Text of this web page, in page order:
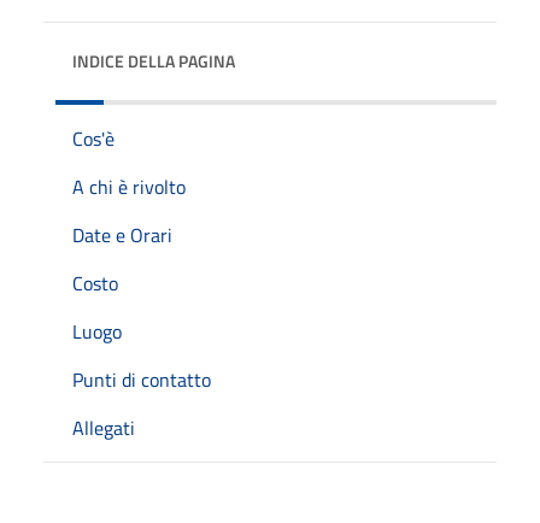
INDICE DELLA PAGINA
Cos'è
A chi è rivolto
Date e Orari
Costo
Luogo
Punti di contatto
Allegati